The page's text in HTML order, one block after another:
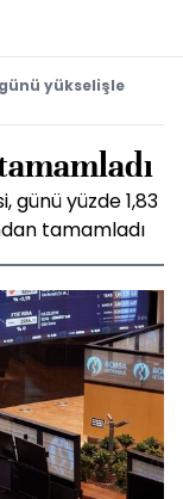
yükselişle
günü yüzde 1,83
tamamladı